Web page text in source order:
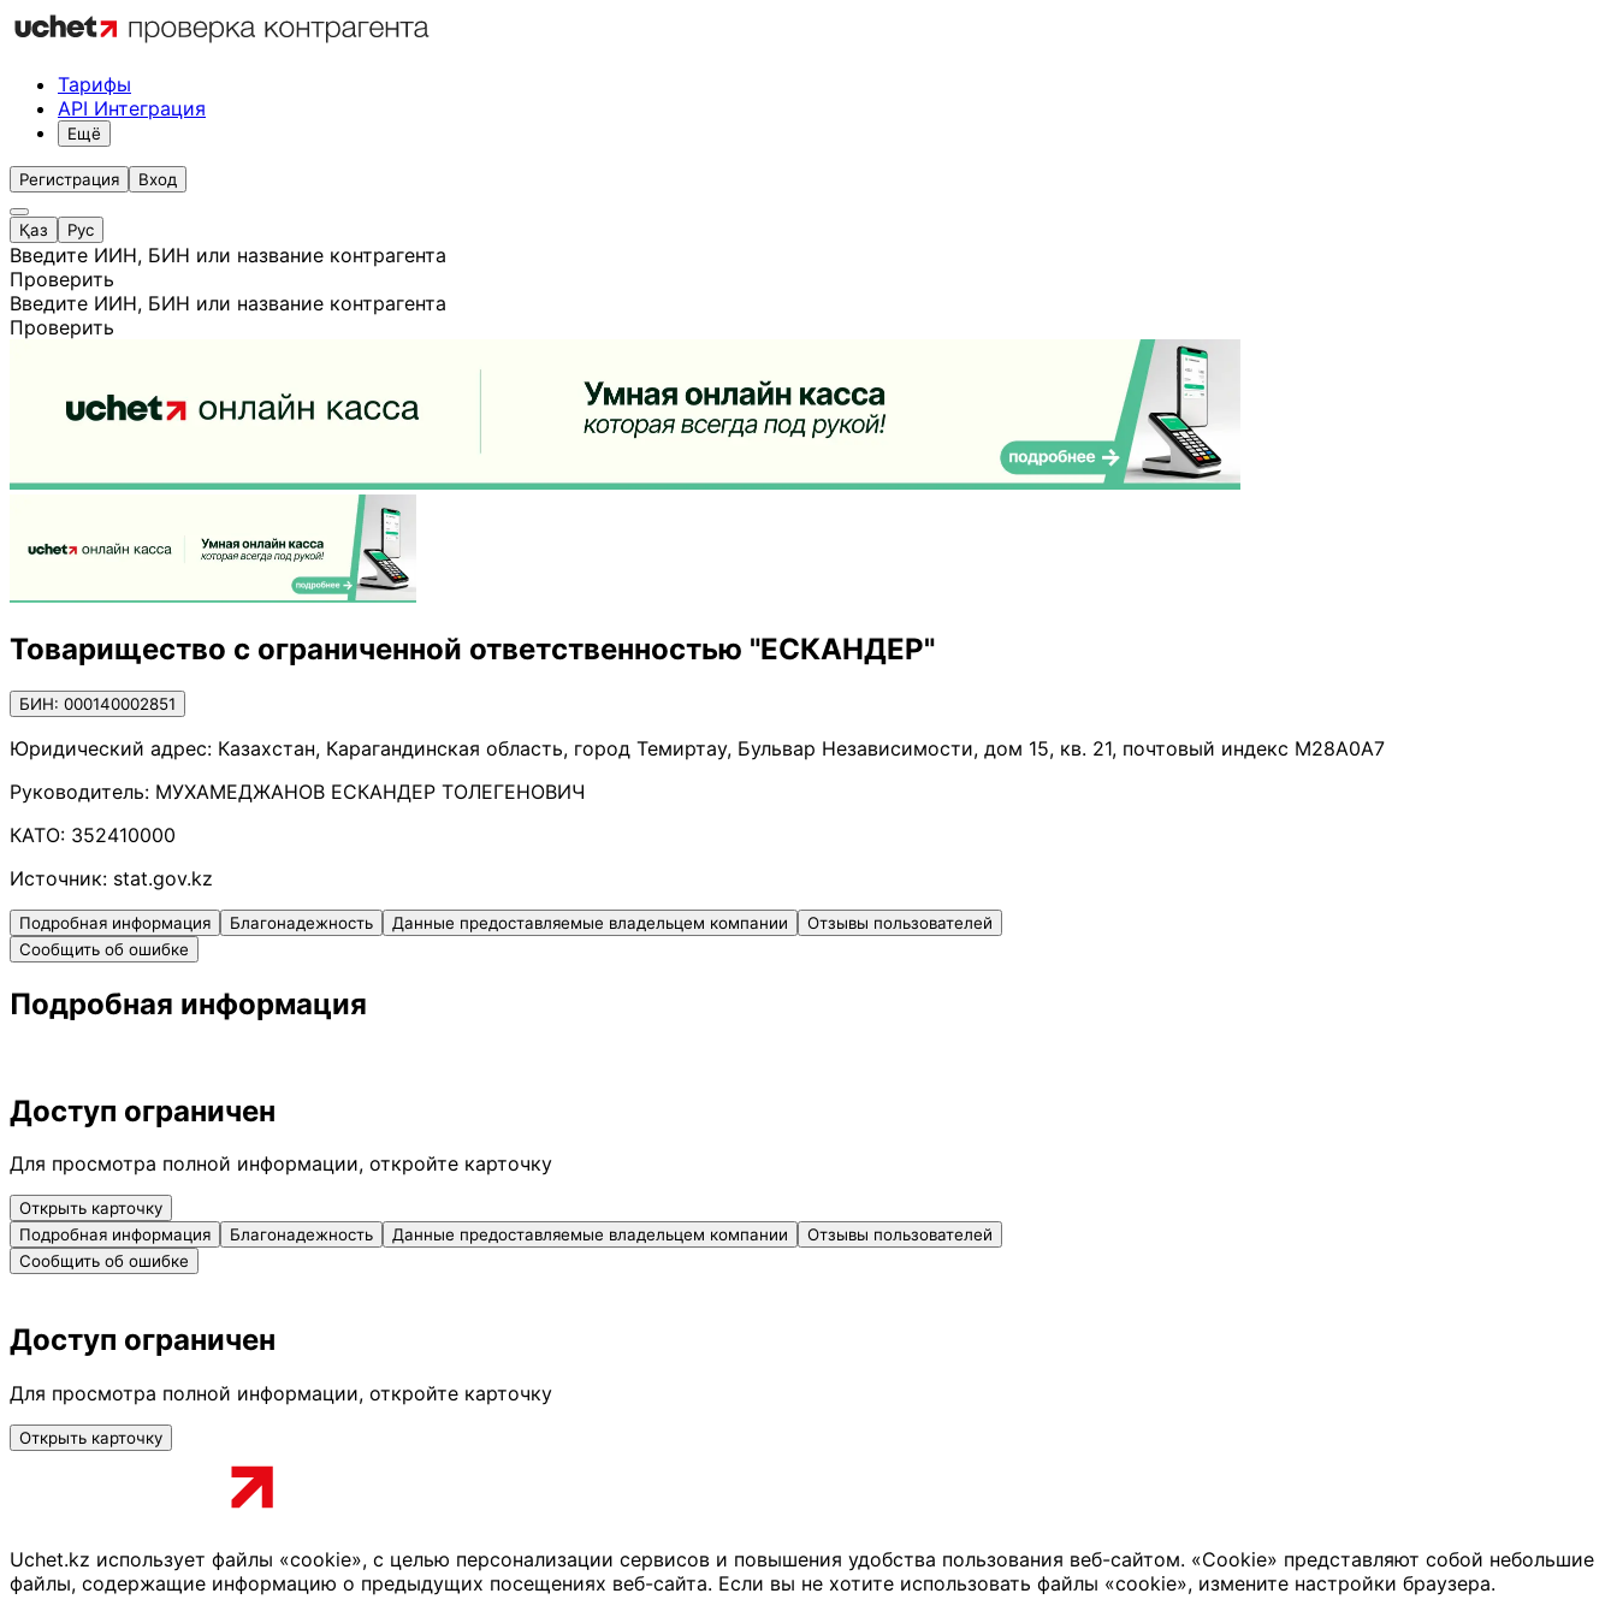
Тарифы
API Интеграция
Ещё
Регистрация Вход
Қаз Рус
Введите ИИН, БИН или название контрагента
Проверить
Введите ИИН, БИН или название контрагента
Проверить
Товарищество с ограниченной ответственностью "ЕСКАНДЕР"
БИН: 000140002851
Юридический адрес: Казахстан, Карагандинская область, город Темиртау, Бульвар Независимости, дом 15, кв. 21, почтовый индекс M28A0A7
Руководитель: МУХАМЕДЖАНОВ ЕСКАНДЕР ТОЛЕГЕНОВИЧ
КАТО: 352410000
Источник: stat.gov.kz
Подробная информация Благонадежность Данные предоставляемые владельцем компании
Отзывы пользователей
Сообщить об ошибке
Подробная информация
Доступ ограничен
Для просмотра полной информации, откройте карточку
Открыть карточку
Подробная информация
Благонадежность Данные предоставляемые владельцем компании
Отзывы пользователей
Сообщить об ошибке
Доступ ограничен
Для просмотра полной информации, откройте карточку
Открыть карточку
Uchet.kz использует файлы «cookie», с целью персонализации сервисов и повышения удобства пользования веб-сайтом. «Cookie» представляют собой небольшие
файлы, содержащие информацию о предыдущих посещениях веб-сайта. Если вы не хотите использовать файлы «cookie», измените настройки браузера.